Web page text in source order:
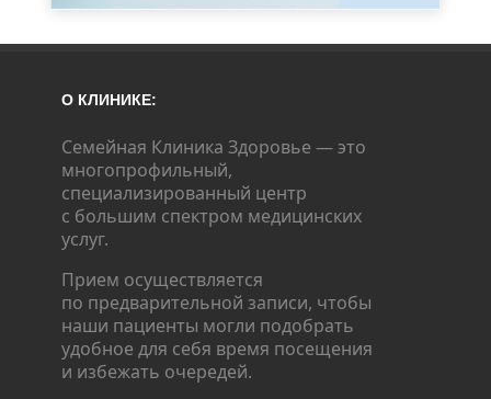
О КЛИНИКЕ:
Семейная Клиника Здоровье — это
многопрофильный,
специализированный центр
с большим спектром медицинских
услуг.
Прием осуществляется
по предварительной записи, чтобы
наши пациенты могли подобрать
удобное для себя время посещения
и избежать очередей.